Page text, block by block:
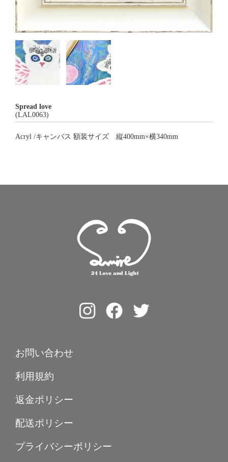
Spread love
(LAL0063)
Acryl /キャンバス 額装サイズ 縦400mm×横340mm
お問い合わせ
利用規約
返金ポリシー
配送ポリシー
プライバシーポリシー